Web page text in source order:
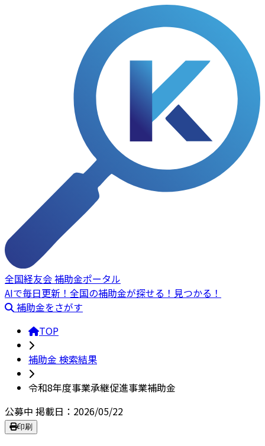
全国経友会 補助金ポータル
AIで毎日更新！全国の補助金が探せる！見つかる！
補助金をさがす
TOP
補助金 検索結果
令和8年度事業承継促進事業補助金
公募中 掲載日：2026/05/22
印刷